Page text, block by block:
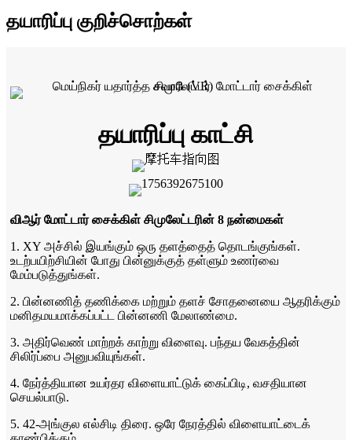
தயாரிப்பு குறிச்சொற்கள்
தயாரிப்பு காட்சி
விஆர் மோட்டார் சைக்கிள் சிமுலேட்டரின் 8 நன்மைகள்
1. XY அச்சில் இயங்கும் ஒரு தளத்தைத் தொடங்குங்கள்.
உடற்பயிற்சியின் போது பின்னுக்குத் தள்ளும் உணர்வை
மேம்படுத்துங்கள்.
2. பின்னணித் தணிக்கை மற்றும் தளச் சோதனையை ஆதரிக்கும்
மனிதமயமாக்கப்பட்ட பின்னணி மேலாண்மை.
3. அதிர்வெண் மாற்றக் காற்று விளைவு. பந்தய வேகத்தின்
சிலிர்ப்பை அனுபவியுங்கள்.
4. நேர்த்தியான உயர்தர விளையாட்டுக் கைப்பிடி, வசதியான
செயல்பாடு.
5. 42-அங்குல எல்சிடி திரை. ஒரே நேரத்தில் விளையாட்டைக்